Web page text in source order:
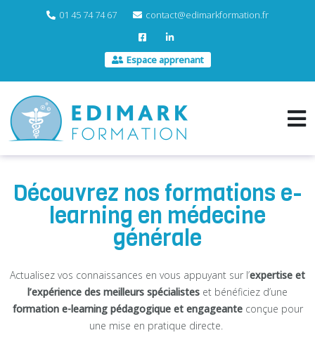
01 45 74 74 67 contact@edimarkformation.fr
Espace apprenant
Découvrez nos formations e-
learning en médecine
générale
Actualisez vos connaissances en vous appuyant sur l’expertise et
l’expérience des meilleurs spécialistes et bénéficiez d’une
formation e-learning pédagogique et engageanteconçue pour
une mise en pratique directe.